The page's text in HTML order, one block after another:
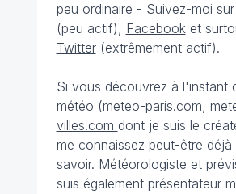
peu ordinaire - Suivez-moi sur
(peu actif), Facebooket
Twitter(extrêmement actif).
Si vous découvrez à l'instant
météo (meteo-paris.com,
villes.com dont je suis le
me connaissez peut-être déjà
savoir. Météorologiste et
suis également présentateur